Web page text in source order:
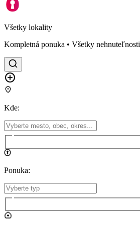
Všetky lokality
Kompletná ponuka • Všetky nehnuteľnosti
Kde:
Ponuka: